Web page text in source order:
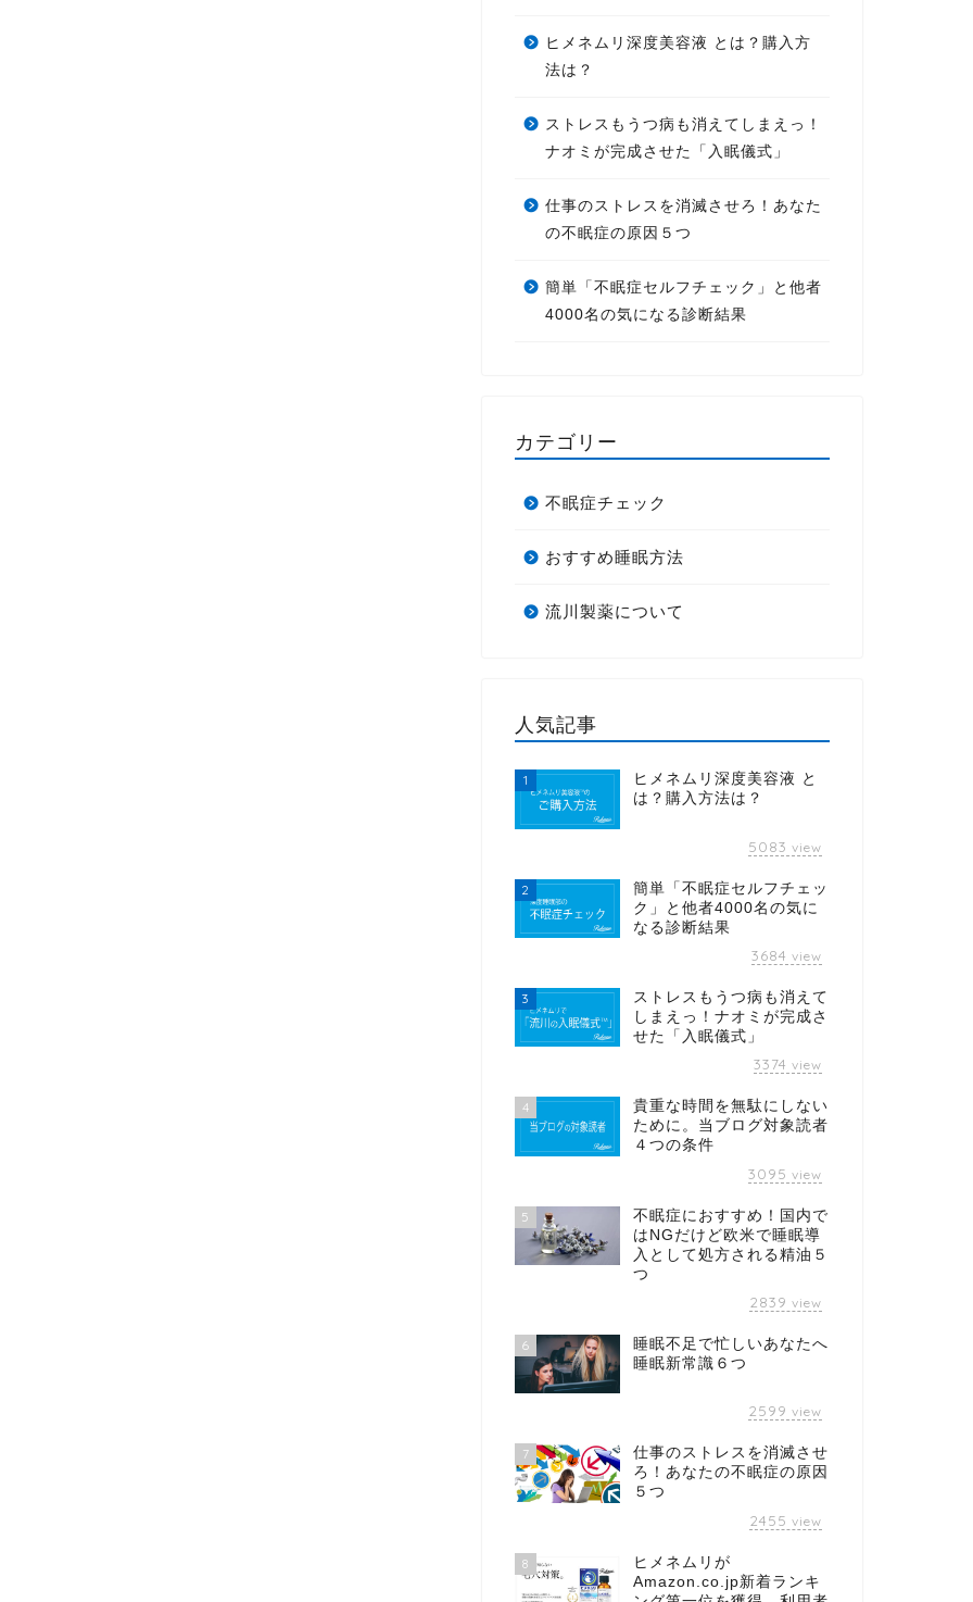
ヒメネムリ深度美容液 とは？購入方
法は？
ストレスもうつ病も消えてしまえっ！
ナオミが完成させた「入眠儀式」
仕事のストレスを消滅させろ！あなた
の不眠症の原因５つ
簡単「不眠症セルフチェック」と他者
4000名の気になる診断結果
カテゴリー
不眠症チェック
おすすめ睡眠方法
流川製薬について
人気記事
1
ヒメネムリ深度美容液 と
は？購入方法は？
5083 view
2
簡単「不眠症セルフチェッ
ク」と他者4000名の気に
なる診断結果
3684 view
3
ストレスもうつ病も消えて
しまえっ！ナオミが完成さ
せた「入眠儀式」
3374 view
4
貴重な時間を無駄にしない
ために。当ブログ対象読者
４つの条件
3095 view
5
不眠症におすすめ！国内で
はNGだけど欧米で睡眠導
入として処方される精油５
つ
2839 view
6
睡眠不足で忙しいあなたへ
睡眠新常識６つ
2599 view
7
仕事のストレスを消滅させ
ろ！あなたの不眠症の原因
５つ
2455 view
8
ヒメネムリが
Amazon.co.jp新着ランキ